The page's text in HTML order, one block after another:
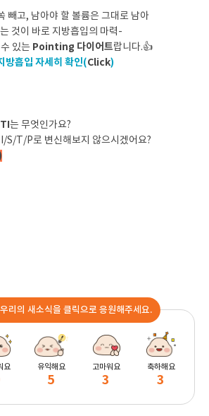
빼고, 남아야 할 볼륨은 그대로 남아
것이 바로 지방흡입의 마력-
있는 Pointing 다이어트랍니다.👍
방흡입 자세히 확인(Click)
는 무엇인가요?
S/T/P로 변신해보지 않으시겠어요?
리의 새소식을 클릭으로 응원해주세요.
요 유익해요
5
고마워요
3
축하해요
3